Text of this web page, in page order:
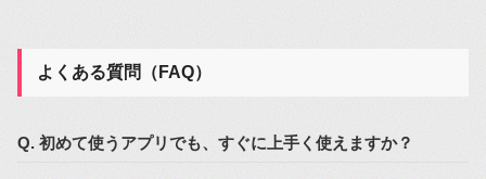
よくある質問（FAQ）
Q. 初めて使うアプリでも、すぐに上手く使えますか？